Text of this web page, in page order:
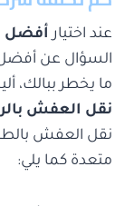
عند اختيار أفضل
السؤال عن أفضل
ما يخطر ببالك،
نقل العفش
نقل العفش
متعدة كما يلي: